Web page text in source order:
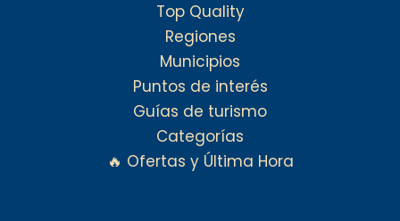
Top Quality
Regiones
Municipios
Puntos de interés
Guías de turismo
Categorías
🔥 Ofertas y Última Hora